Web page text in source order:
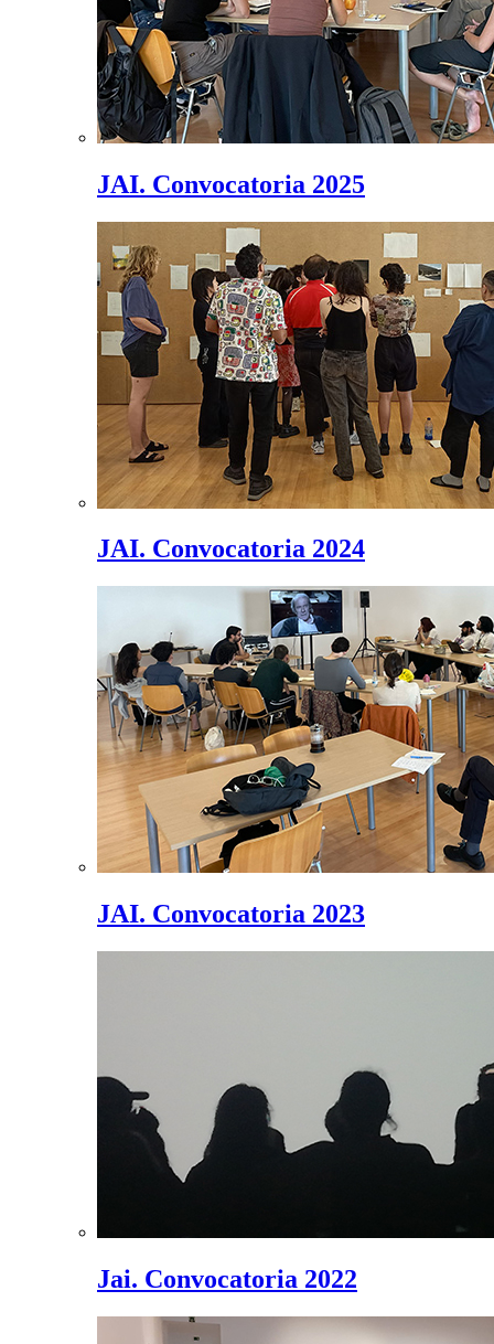
JAI. Convocatoria 2025
JAI. Convocatoria 2024
JAI. Convocatoria 2023
Jai. Convocatoria 2022